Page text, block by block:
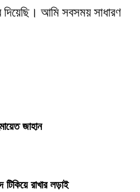
আমি সবসময় সাধারণ
জাহান
রাখার লড়াই